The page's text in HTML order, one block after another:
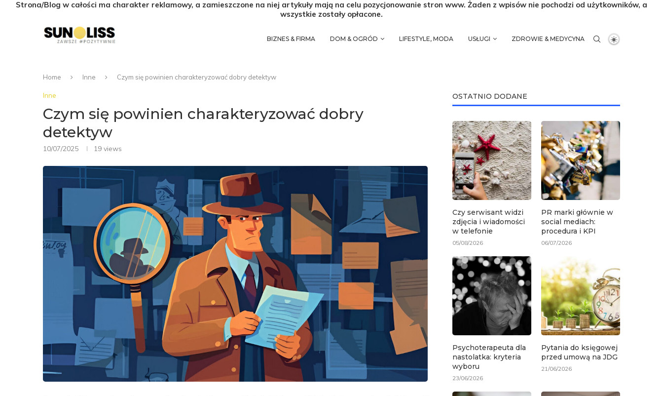
Strona/Blog w całości ma charakter reklamowy, a zamieszczone na niej artykuły mają na celu pozycjonowanie stron www. Żaden z wpisów nie pochodzi od użytkowników, a
wszystkie zostały opłacone.
BIZNES & FIRMA DOM & OGRÓD LIFESTYLE, MODA USŁUGI ZDROWIE & MEDYCYNA
Home Inne Czym się powinien charakteryzować dobry detektyw
Inne
Czym się powinien charakteryzować dobry
detektyw
10/07/2025 19 views
OSTATNIO DODANE
Czy serwisant widzi
zdjęcia i wiadomości
w telefonie
05/08/2026
PR marki głównie w
social mediach:
procedura i KPI
06/07/2026
Psychoterapeuta dla
nastolatka: kryteria
wyboru
23/06/2026
Pytania do księgowej
przed umową na JDG
21/06/2026